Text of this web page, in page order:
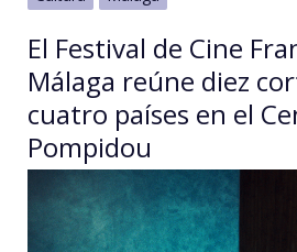
El Festival de Cine
Málaga reúne diez
cuatro países en el
Pompidou